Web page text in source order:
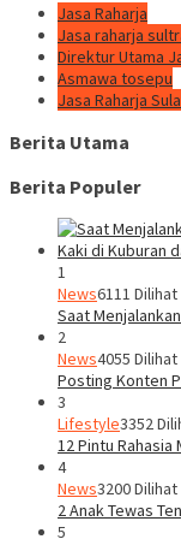
Jasa Raharja
Jasa raharja
Direktur Utama
Asmawa tosepu
Jasa Raharja
Berita Utama
Berita Populer
1
News6111 Dilihat
Saat
2
News4055 Dilihat
Posting Konten
3
Lifestyle3352
12 Pintu
4
News3200 Dilihat
2 Anak Tewas
5